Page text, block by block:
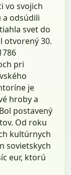
vo svojich
odsúdili
svet do
otvorený 30.
pri
je
hroby a
postavený
Od roku
kultúrnych
sovietskych
eur, ktorú